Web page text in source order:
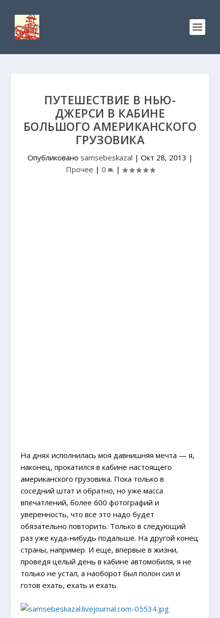
ПУТЕШЕСТВИЕ В НЬЮ-
ДЖЕРСИ В КАБИНЕ
БОЛЬШОГО АМЕРИКАНСКОГО
ГРУЗОВИКА
Опубликовано samsebeskazal | Окт 28, 2013 |
Прочее | 0 |
На днях исполнилась моя давнишняя мечта — я,
наконец, прокатился в кабине настоящего
американского грузовика. Пока только в
соседний штат и обратно, но уже масса
впечатлений, более 600 фотографий и
уверенность, что все это надо будет
обязательно повторить. Только в следующий
раз уже куда-нибудь подальше. На другой конец
страны, например. И еще, впервые в жизни,
проведя целый день в кабине автомобиля, я не
только не устал, а наоборот был полон сил и
готов ехать, ехать и ехать.